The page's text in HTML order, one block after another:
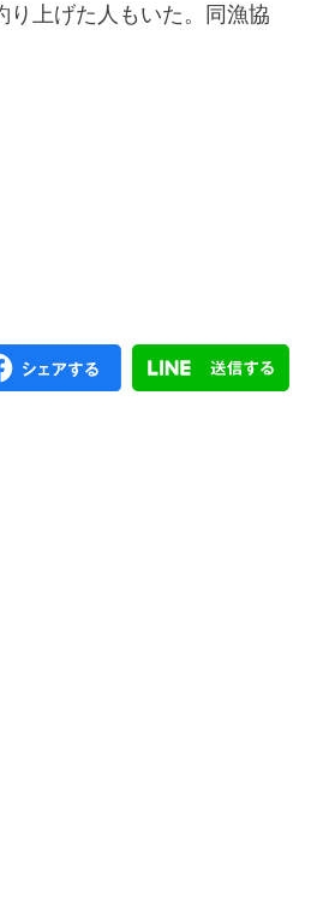
り上げた人もいた。同漁協